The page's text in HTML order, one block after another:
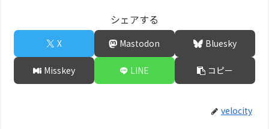
シェアする
X Mastodon Bluesky
Misskey LINE コピー
velocity